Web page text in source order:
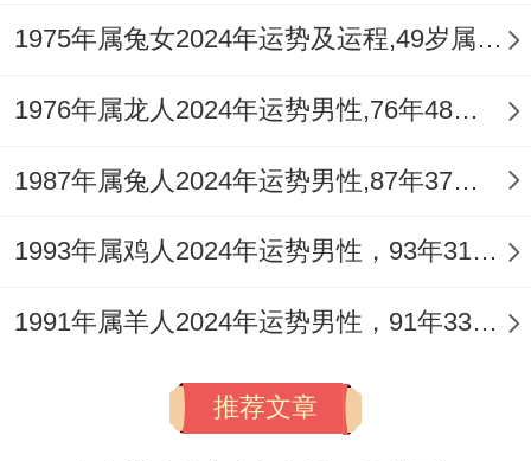
实质性的「火」险，如利用电器，参与户外
伤或中暑。
依据中医五行理论。火旺则克金，金主肺与
特别注意咽喉与呼吸为你的保养，多喝水，
以日常习性来讲建立规律的作息至关重要。
1975年属兔女2024年运势及运程,49岁属兔人2024全年每月运势女性如何
1976年属龙人2024年运势男性,76年48岁属龙男2024年每月运程怎么样
1987年属兔人2024年运势男性,87年37岁属兔男2024年每月运程怎么样
1993年属鸡人2024年运势男性，93年31岁属鸡男2024年每月运程怎么样
1991年属羊人2024年运势男性，91年33岁属羊男2024年每月运程怎么样
推荐文章